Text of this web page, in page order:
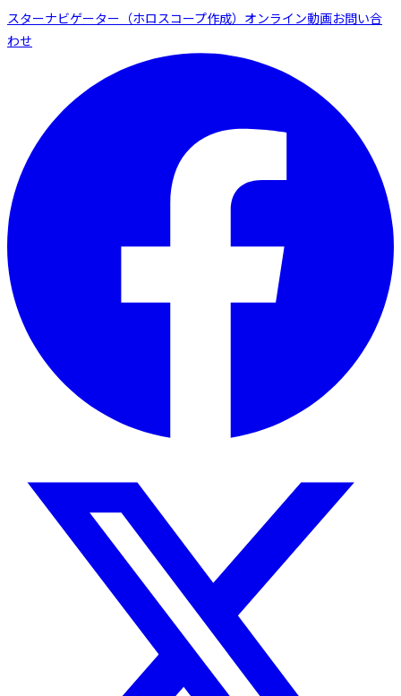
スターナビゲーター（ホロスコープ作成） オンライン動画お問い合
わせ